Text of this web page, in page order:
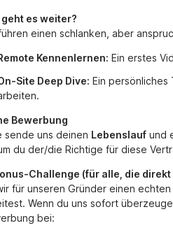
geht es weiter?
einen schlanken, aber
Kennenlernen: Ein erstes
Site Deep Dive: Ein persönliches
Bewerbung
sende uns deinen Lebenslauf und
du der/die Richtige für diese
Challenge (für alle, die
für unseren Gründer einen
Wenn du uns sofort
bei: